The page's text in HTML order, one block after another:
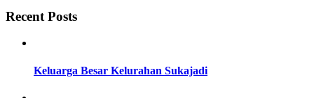
Recent Posts
Keluarga Besar Kelurahan Sukajadi